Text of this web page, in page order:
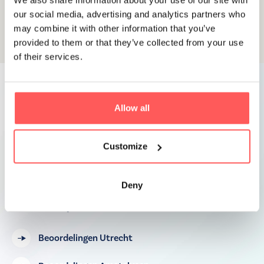
our social media, advertising and analytics partners who
may combine it with other information that you’ve
provided to them or that they’ve collected from your use
of their services.
Allow all
Customize
Deny
REVIEWS
Ervaringen van onze klanten
ons het vertrouwen dat onze focus op extra service
Beoordelingen Utrecht